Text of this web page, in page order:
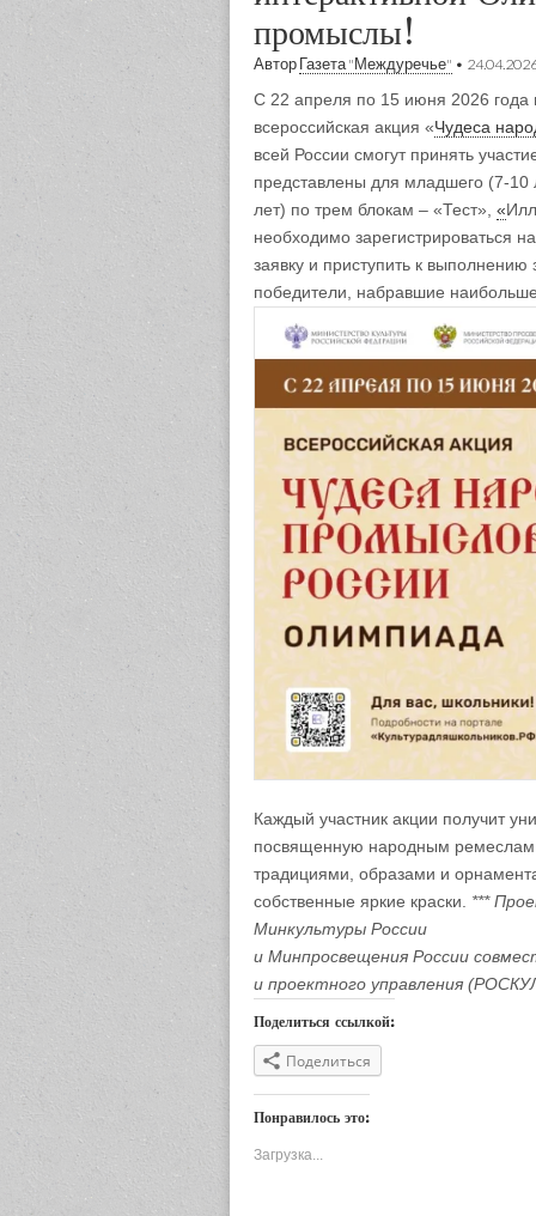
промыслы!
Автор Газета "Междуречье" •
С 22 апреля по 15 июня 2026 года
всероссийская акция «Чудеса
всей России смогут принять
представлены для младшего (7-10
лет) по трем блокам – «Тест», «
необходимо зарегистрироваться
заявку и приступить к
победители, набравшие
Каждый участник акции получит
посвященную народным ремеслам
традициями, образами и
собственные яркие краски. ***
Минкультуры России
и Минпросвещения России
и проектного управления
Поделиться ссылкой:
Поделиться
Понравилось это:
Загрузка...